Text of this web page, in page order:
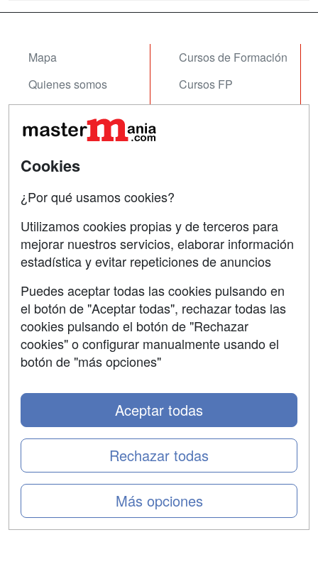
Mapa
Quienes somos
Acceso Usuarios
Acceso Centros
Cursos de Formación
Cursos FP
Contactar
Confidencialidad
Copyleft
SÍGUENOS EN:
Cookies
¿Por qué usamos cookies?
Utilizamos cookies propias y de terceros para
mejorar nuestros servicios, elaborar información
estadística y evitar repeticiones de anuncios
Puedes aceptar todas las cookies pulsando en
el botón de "Aceptar todas", rechazar todas las
cookies pulsando el botón de "Rechazar
cookies" o configurar manualmente usando el
botón de "más opciones"
Más opciones
Rechazar todas
Aceptar todas